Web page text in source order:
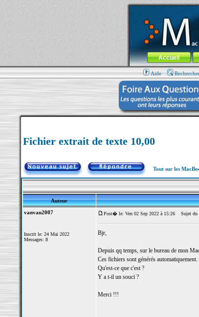
MacBook-fr.com : 100% Apple...
Aller au contenu-Aller au
Menu général
Accueil
Aide
Fichier extrait de texte 10,00
Tout sur les
Auteur
vanvan2007
Inscrit le: 24 Mai 2022
Messages: 8
Post� le: Ven 02 Sep 2022 à 15:26 Sujet du
Bjr,
Depuis qq temps, sur le bureau de mon
Ces fichiers sont générés
Qu'est-ce que c'est ?
Y a t-il un souci ?
Merci !!!